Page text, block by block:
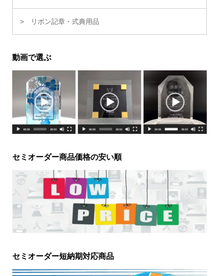
リボン記章・式典用品
動画で選ぶ
セミオーダー商品価格の安い順
セミオーダー短納期対応商品